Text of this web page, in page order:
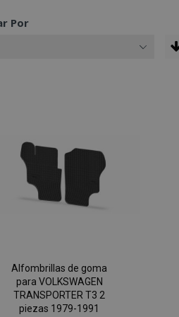
Por
Alfombrillas de goma
para VOLKSWAGEN
TRANSPORTER T3 2
piezas 1979-1991